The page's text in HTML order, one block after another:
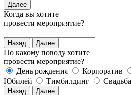
Далее
Когда вы хотите
провести мероприятие?
Назад Далее
По какому поводу хотите
провести мероприятие?
День рождения
Корпоратив
Юбилей
Тимбилдинг Свадьба
Назад Далее